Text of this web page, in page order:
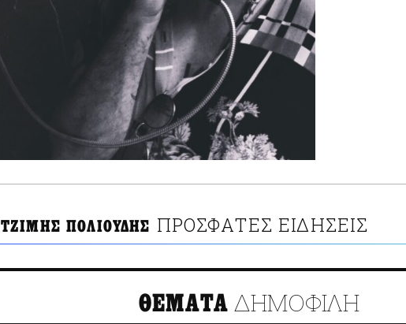
ΤΖΙΜΗΣ ΠΟΛΙΟΥΔΗΣ ΠΡΟΣΦΑΤΕΣ ΕΙΔΗΣΕΙΣ
ΘΕΜΑΤΑ ΔΗΜΟΦΙΛΗ